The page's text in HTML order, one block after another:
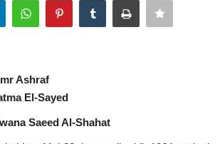
kwa Vijana
Ashraf
El-Sayed
Saeed Al-Shahat